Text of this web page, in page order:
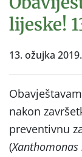
lijeske!
13. ožujka 2019.
nakon
preventivnu
(Xanthomonas